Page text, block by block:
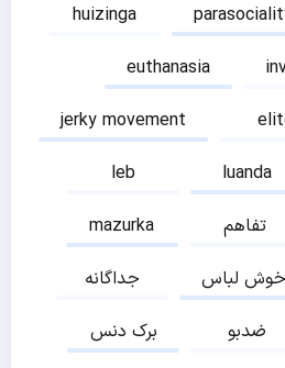
huizinga
euthanasia
jerky movement
leb
luanda
mazurka
تفاهم
جداگانه
خوش لباس
برک دنس
ضدبو